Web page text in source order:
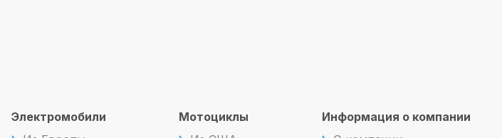
Электромобили
Мотоциклы
Информация о компании